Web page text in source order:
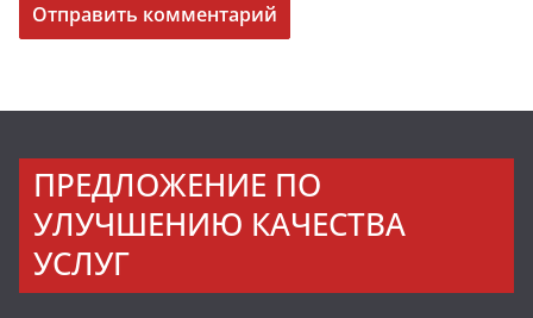
ПРЕДЛОЖЕНИЕ ПО
УЛУЧШЕНИЮ КАЧЕСТВА
УСЛУГ